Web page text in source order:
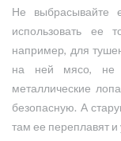
Не выбрасывайте
использовать ее
например, для
на ней мясо, не
металлические
безопасную. А
там ее переплавят и